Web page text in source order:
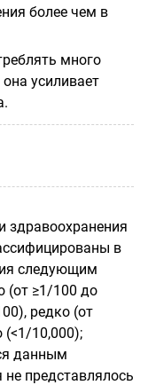
более чем в
много
усиливает
здравоохранения
в
следующим
(от ≥1/100 до
редко (от
(<1/10,000);
данным
не представлялось